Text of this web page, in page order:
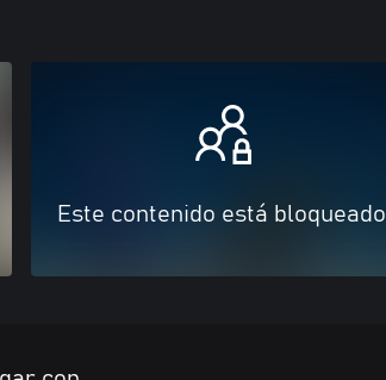
Este contenido está bloqueado